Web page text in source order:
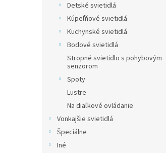
Detské svietidlá
Kúpeľňové svietidlá
Kuchynské svietidlá
Bodové svietidlá
Stropné svietidlo s pohybovým
senzorom
Spoty
Lustre
Na diaľkové ovládanie
Vonkajšie svietidlá
Špeciálne
Iné